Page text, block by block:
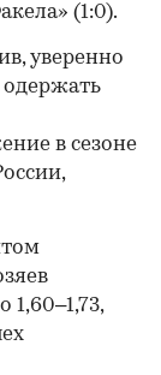
(1:0).
уверенно
одержать
в сезоне